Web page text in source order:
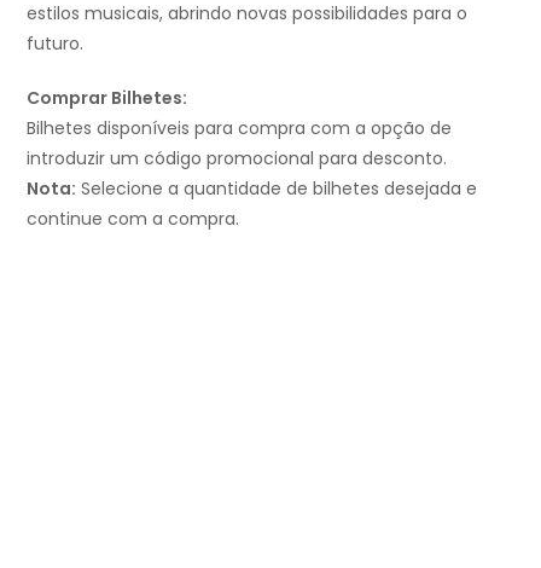
estilos musicais, abrindo novas possibilidades para o
futuro.
Comprar Bilhetes:
Bilhetes disponíveis para compra com a opção de
introduzir um código promocional para desconto.
Nota: Selecione a quantidade de bilhetes desejada e
continue com a compra.